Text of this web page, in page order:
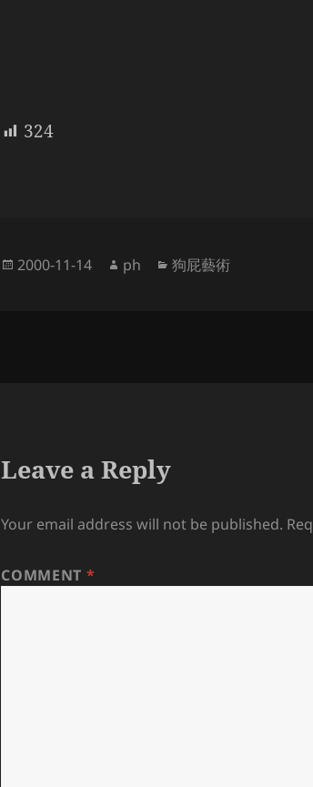
324
Posted
2000-11-14 Author
ph Categories
狗屁藝術
Leave a Reply
Your email address will not be published.
COMMENT *